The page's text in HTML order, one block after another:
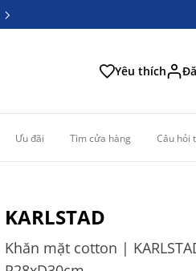
Yêu thích
Ưu đãi Tìm cửa hàng Câu hỏi
KARLSTAD
Khăn mặt cotton |